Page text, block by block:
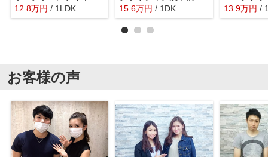
12.8万円 / 1LDK
15.6万円 / 1DK
13.9万円 /
お客様の声